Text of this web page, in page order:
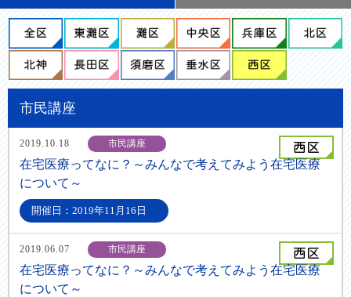
市民講座
2019.10.18 市民講座
在宅医療ってなに？～みんなで考えてみよう在宅医療
について～
開催日：2019年11月16日
2019.06.07 市民講座
在宅医療ってなに？～みんなで考えてみよう在宅医療
について～